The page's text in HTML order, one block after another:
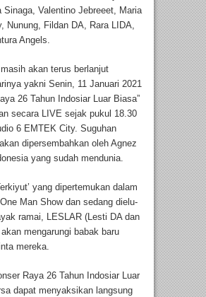
Sinaga, Valentino Jebreeet, Maria
Nunung, Fildan DA, Rara LIDA,
Angels.
akan terus berlanjut
yakni Senin, 11 Januari 2021
26 Tahun Indosiar Luar Biasa”
secara LIVE sejak pukul 18.30
6 EMTEK City. Suguhan
dipersembahkan oleh Agnez
yang sudah mendunia.
yang dipertemukan dalam
Man Show dan sedang dielu-
ramai, LESLAR (Lesti DA dan
mengarungi babak baru
mereka.
Raya 26 Tahun Indosiar Luar
dapat menyaksikan langsung